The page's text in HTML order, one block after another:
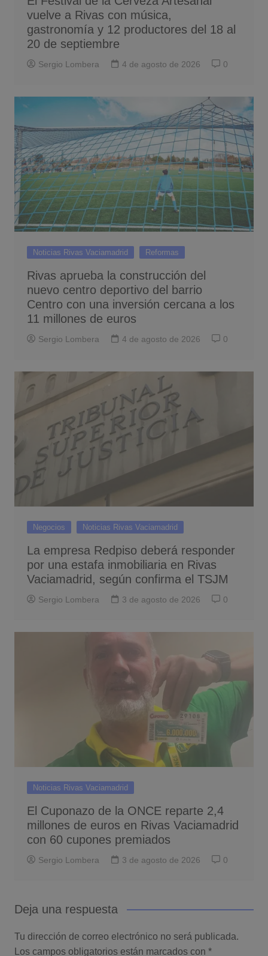
vuelve a Rivas con música,
gastronomía y 12 productores del 18 al
20 de septiembre
Sergio Lombera 4 de agosto de 2026 0
Noticias Rivas Vaciamadrid Reformas
Rivas aprueba la construcción del
nuevo centro deportivo del barrio
Centro con una inversión cercana a los
11 millones de euros
Sergio Lombera 4 de agosto de 2026 0
Negocios Noticias Rivas Vaciamadrid
La empresa Redpiso deberá responder
por una estafa inmobiliaria en Rivas
Vaciamadrid, según confirma el TSJM
Sergio Lombera 3 de agosto de 2026 0
Noticias Rivas Vaciamadrid
El Cuponazo de la ONCE reparte 2,4
millones de euros en Rivas Vaciamadrid
con 60 cupones premiados
Sergio Lombera 3 de agosto de 2026 0
Deja una respuesta
Tu dirección de correo electrónico no será publicada.
Los campos obligatorios están marcados con *